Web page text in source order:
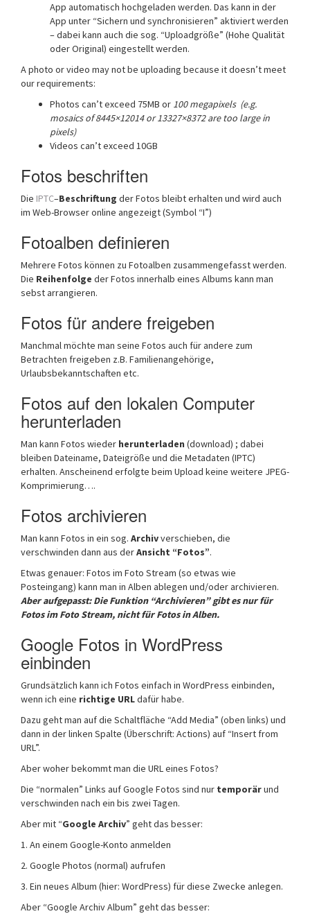
App automatisch hochgeladen werden. Das kann in der
App unter “Sichern und synchronisieren” aktiviert werden
– dabei kann auch die sog. “Uploadgröße” (Hohe Qualität
oder Original) eingestellt werden.
A photo or video may not be uploading because it doesn’t meet
our requirements:
Photos can’t exceed 75MB or 100 megapixels (e.g.
mosaics of 8445×12014 or 13327×8372 are too large in
pixels)
Videos can’t exceed 10GB
Fotos beschriften
Die IPTC–Beschriftung der Fotos bleibt erhalten und wird auch
im Web-Browser online angezeigt (Symbol “I”)
Fotoalben definieren
Mehrere Fotos können zu Fotoalben zusammengefasst werden.
Die Reihenfolge der Fotos innerhalb eines Albums kann man
sebst arrangieren.
Fotos für andere freigeben
Manchmal möchte man seine Fotos auch für andere zum
Betrachten freigeben z.B. Familienangehörige,
Urlaubsbekanntschaften etc.
Fotos auf den lokalen Computer
herunterladen
Man kann Fotos wieder herunterladen (download) ; dabei
bleiben Dateiname, Dateigröße und die Metadaten (IPTC)
erhalten. Anscheinend erfolgte beim Upload keine weitere JPEG-
Komprimierung….
Fotos archivieren
Man kann Fotos in ein sog. Archivverschieben, die
verschwinden dann aus derAnsicht “Fotos”.
Etwas genauer: Fotos im Foto Stream (so etwas wie
Posteingang) kann man in Alben ablegen und/oder archivieren.
Aber aufgepasst: Die Funktion “Archivieren” gibt es nur für
Fotos im Foto Stream, nicht für Fotos in Alben.
Google Fotos in WordPress
einbinden
Grundsätzlich kann ich Fotos einfach in WordPress einbinden,
wenn ich eine richtige URLdafür habe.
Dazu geht man auf die Schaltfläche “Add Media” (oben links) und
dann in der linken Spalte (Überschrift: Actions) auf “Insert from
URL”.
Aber woher bekommt man die URL eines Fotos?
Die “normalen” Links auf Google Fotos sind nur temporärund
verschwinden nach ein bis zwei Tagen.
Aber mit “Google Archiv” geht das besser:
1. An einem Google-Konto anmelden
2. Google Photos (normal) aufrufen
3. Ein neues Album (hier: WordPress) für diese Zwecke anlegen.
Aber “Google Archiv Album” geht das besser: